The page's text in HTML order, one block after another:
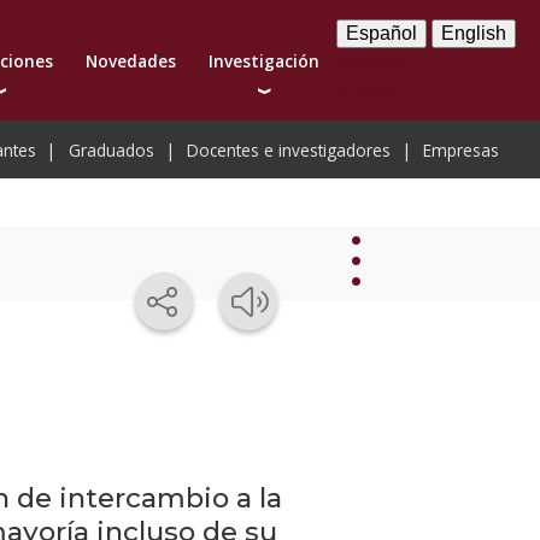
Novedades Investigación
Investigadores
PhD y doctores
Español English
Graduados Docentes e investigadores Empresas
de intercambio a la
incluso de su